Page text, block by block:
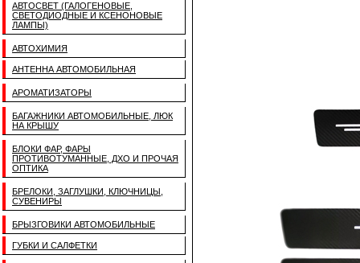
АВТОСВЕТ (ГАЛОГЕНОВЫЕ,
СВЕТОДИОДНЫЕ И КСЕНОНОВЫЕ
ЛАМПЫ)
АВТОХИМИЯ
АНТЕННА АВТОМОБИЛЬНАЯ
АРОМАТИЗАТОРЫ
БАГАЖНИКИ АВТОМОБИЛЬНЫЕ, ЛЮК
НА КРЫШУ
БЛОКИ ФАР, ФАРЫ
ПРОТИВОТУМАННЫЕ, ДХО И ПРОЧАЯ
ОПТИКА
БРЕЛОКИ, ЗАГЛУШКИ, КЛЮЧНИЦЫ,
СУВЕНИРЫ
БРЫЗГОВИКИ АВТОМОБИЛЬНЫЕ
ГУБКИ И САЛФЕТКИ